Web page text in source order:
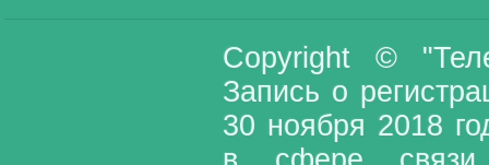
Copyright ©
Запись о
30 ноября 2018